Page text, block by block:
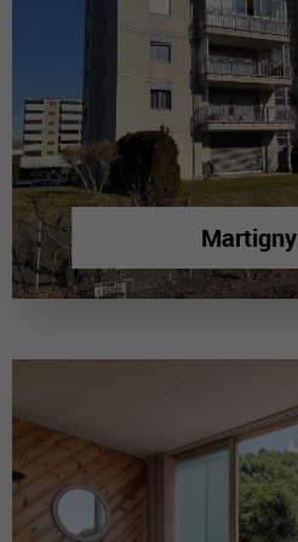
Martigny